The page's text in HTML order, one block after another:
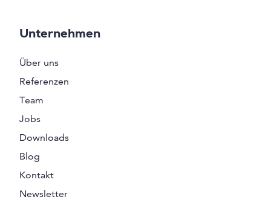
Unternehmen
Über uns
Referenzen
Team
Jobs
Downloads
Blog
Kontakt
Newsletter